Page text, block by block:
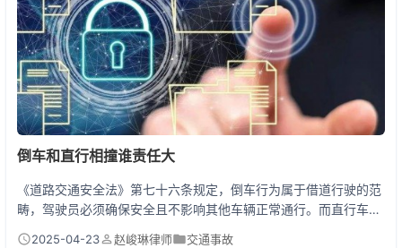
倒车和直行相撞谁责任大
《道路交通安全法》第七十六条规定，倒车行为属于借道行驶的范
畴，驾驶员必须确保安全且不影响其他车辆正常通行。而直行车辆
2025-04-23 赵峻琳律师 交通事故